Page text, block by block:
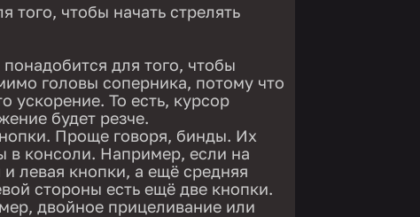
чтобы начать стрелять
понадобится для того, чтобы
головы соперника, потому что
ускорение. То есть, курсор
будет резче.
Проще говоря, бинды. Их
в консоли. Например, если на
левая кнопки, а ещё средняя
стороны есть ещё две кнопки.
двойное прицеливание или